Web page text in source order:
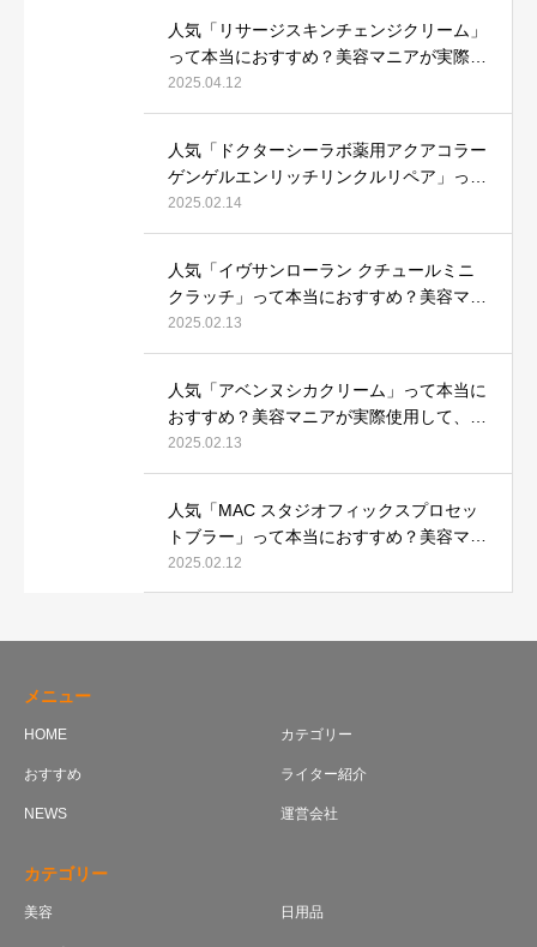
人気「リサージスキンチェンジクリーム」
って本当におすすめ？美容マニアが実際使
用して口コミを検証！
2025.04.12
人気「ドクターシーラボ薬用アクアコラー
ゲンゲルエンリッチリンクルリペア」って
本当におすすめ？美容マニアが実際使用し
て口コミを検証
2025.02.14
人気「イヴサンローラン クチュールミニ
クラッチ」って本当におすすめ？美容マニ
アが実際使用して口コミを検証！
2025.02.13
人気「アベンヌシカクリーム」って本当に
おすすめ？美容マニアが実際使用して、口
コミを検証！
2025.02.13
人気「MAC スタジオフィックスプロセッ
トブラー」って本当におすすめ？美容マニ
アが実際使用して口コミを検証！
2025.02.12
メニュー
HOME カテゴリー
おすすめ ライター紹介
NEWS 運営会社
カテゴリー
美容 日用品